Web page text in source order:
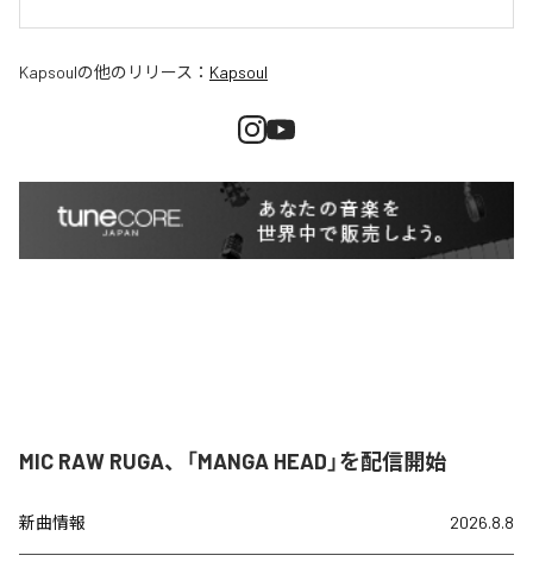
Kapsoulの他のリリース： Kapsoul
MIC RAW RUGA、「MANGA HEAD」を配信開始
新曲情報 2026.8.8